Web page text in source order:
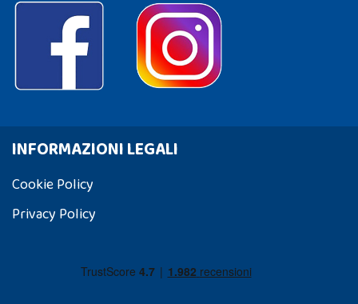
INFORMAZIONI LEGALI
Cookie Policy
Privacy Policy